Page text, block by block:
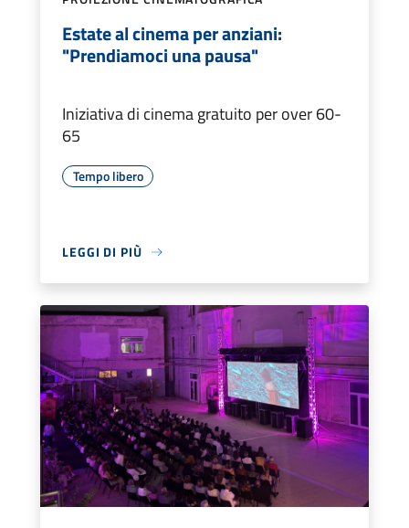
Estate al cinema per anziani:
"Prendiamoci una pausa"
Iniziativa di cinema gratuito per over 60-
65
Tempo libero
LEGGI DI PIÙ